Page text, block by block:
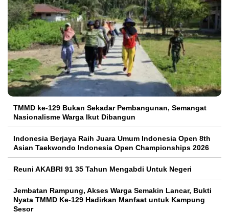
TMMD ke-129 Bukan Sekadar Pembangunan, Semangat
Nasionalisme Warga Ikut Dibangun
Indonesia Berjaya Raih Juara Umum Indonesia Open 8th
Asian Taekwondo Indonesia Open Championships 2026
Reuni AKABRI 91 35 Tahun Mengabdi Untuk Negeri
Jembatan Rampung, Akses Warga Semakin Lancar, Bukti
Nyata TMMD Ke-129 Hadirkan Manfaat untuk Kampung
Sesor